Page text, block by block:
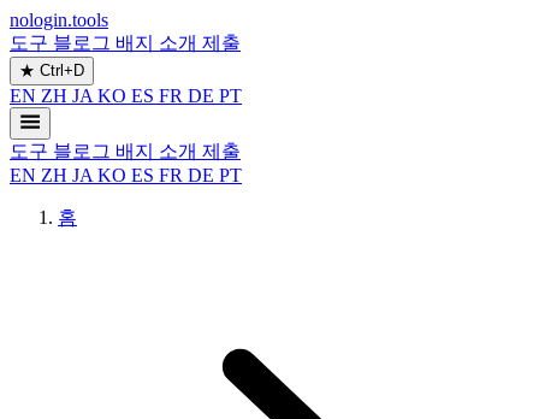
nologin.tools
도구 블로그 배지 소개 제출
★ Ctrl+D
EN ZH JA KO ES FR DE PT
도구 블로그 배지 소개 제출
EN ZH JA KO ES FR DE PT
홈